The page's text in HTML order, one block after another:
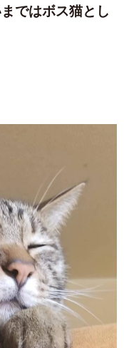
ではボス猫とし